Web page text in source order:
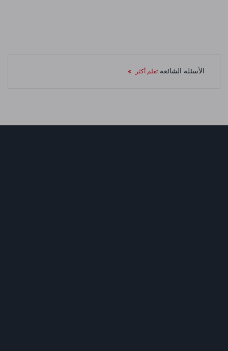
الأسئلة الشائعة تعلم أكثر